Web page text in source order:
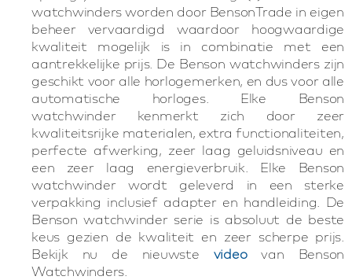
watchwinders worden door BensonTrade in eigen
beheer vervaardigd waardoor hoogwaardige
kwaliteit mogelijk is in combinatie met een
aantrekkelijke prijs. De Benson watchwinders zijn
geschikt voor alle horlogemerken, en dus voor alle
automatische horloges. Elke Benson
watchwinder kenmerkt zich door zeer
kwaliteitsrijke materialen, extra functionaliteiten,
perfecte afwerking, zeer laag geluidsniveau en
een zeer laag energieverbruik. Elke Benson
watchwinder wordt geleverd in een sterke
verpakking inclusief adapter en handleiding. De
Benson watchwinder serie is absoluut de beste
keus gezien de kwaliteit en zeer scherpe prijs.
Bekijk nu de nieuwste videovan Benson
Watchwinders.